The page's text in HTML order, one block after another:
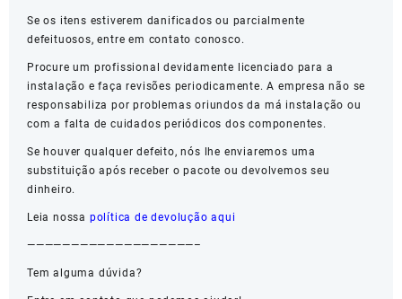
Se os itens estiverem danificados ou parcialmente
defeituosos, entre em contato conosco.
Procure um profissional devidamente licenciado para a
instalação e faça revisões periodicamente. A empresa não se
responsabiliza por problemas oriundos da má instalação ou
com a falta de cuidados periódicos dos componentes.
Se houver qualquer defeito, nós lhe enviaremos uma
substituição após receber o pacote ou devolvemos seu
dinheiro.
Leia nossa política de devolução aqui
———————————————————–
Tem alguma dúvida?